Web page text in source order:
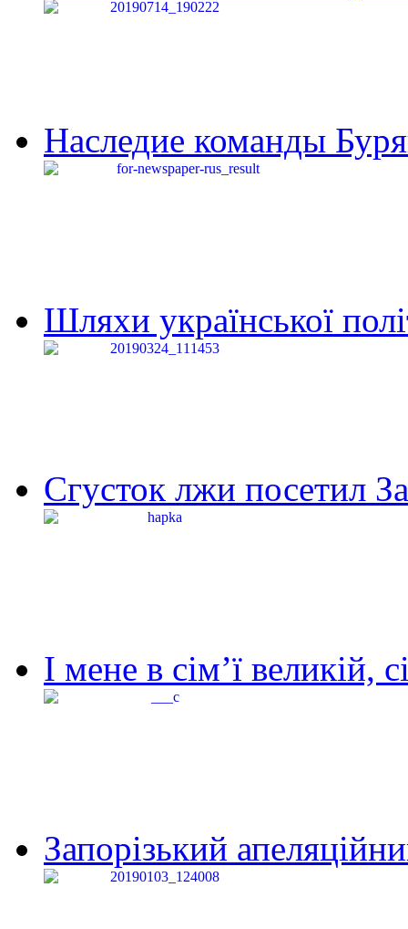
Наследие команды
Шляхи української
Сгусток лжи посетил
І мене в сім’ї великій,
Запорізький